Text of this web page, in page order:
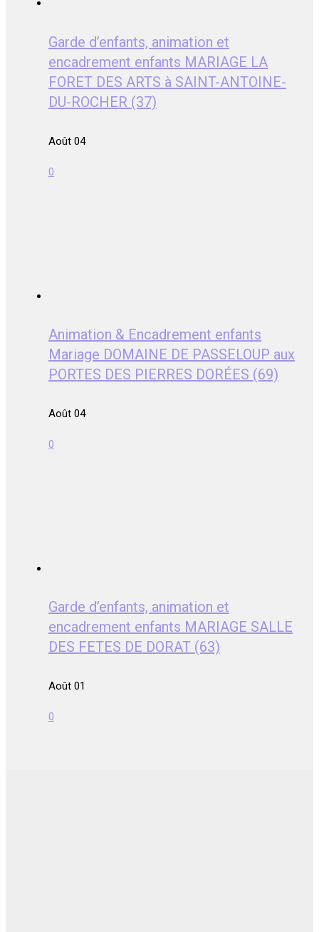
Garde d’enfants, animation et
encadrement enfants MARIAGE LA
FORET DES ARTS à SAINT-ANTOINE-
DU-ROCHER (37)
Août 04
0
Animation & Encadrement enfants
Mariage DOMAINE DE PASSELOUP aux
PORTES DES PIERRES DORÉES (69)
Août 04
0
Garde d’enfants, animation et
encadrement enfants MARIAGE SALLE
DES FETES DE DORAT (63)
Août 01
0